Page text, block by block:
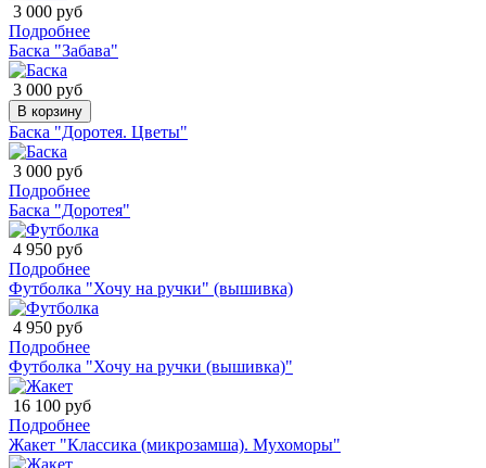
3 000 руб
Подробнее
Баска "Забава"
3 000 руб
В корзину
Баска "Доротея. Цветы"
3 000 руб
Подробнее
Баска "Доротея"
4 950 руб
Подробнее
Футболка "Хочу на ручки" (вышивка)
4 950 руб
Подробнее
Футболка "Хочу на ручки (вышивка)"
16 100 руб
Подробнее
Жакет "Классика (микрозамша). Мухоморы"